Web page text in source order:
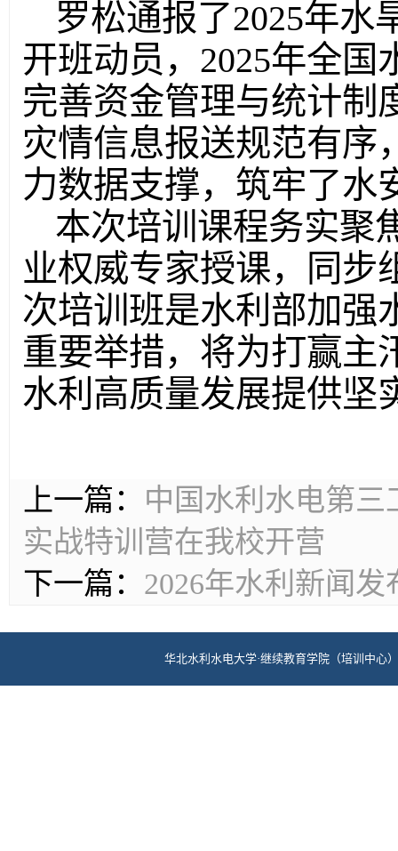
罗松通报了2025年水
开班动员，2025年全
完善资金管理与统计制
灾情信息报送规范有序
力数据支撑，筑牢了水
本次培训课程务实聚
业权威专家授课，同步
次培训班是水利部加强
重要举措，将为打赢主
水利高质量发展提供坚
上一篇： 中国水利水电第三
实战特训营在我校开营
下一篇： 2026年水利新闻
华北水利水电大学·继续教育学院（培训中